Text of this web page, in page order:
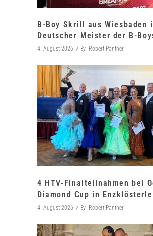
B-Boy Skrill aus Wiesbaden
Deutscher Meister der B-
4. August 2026 By Robert Panther
4 HTV-Finalteilnahmen bei
Diamond Cup in Enzklösterle
4. August 2026 By Robert Panther